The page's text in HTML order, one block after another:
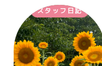
スタッフ日記